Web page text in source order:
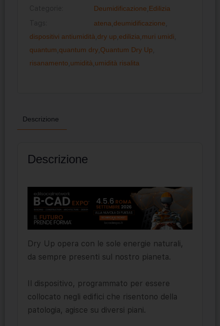
Deumidificazione Edilizia
atena deumidificazione
dispositivi antiumidità dry up edilizia muri umidi
quantum quantum dry Quantum Dry Up
risanamento umidità umidità risalita
Descrizione
Descrizione
Dry Up opera con le sole energie naturali,
da sempre presenti sul nostro pianeta.
Il dispositivo, programmato per essere
collocato negli edifici che risentono della
patologia, agisce su diversi piani.